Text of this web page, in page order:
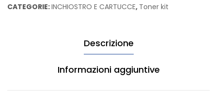
Oki
CATEGORIE:INCHIOSTRO E CARTUCCE, Toner kit
Descrizione
Informazioni aggiuntive